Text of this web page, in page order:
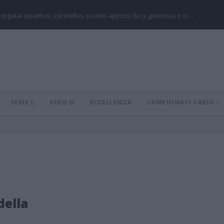
regalai ispantus: est mellus scumiti apitzus de is giòvunus o is…
SERIE C SERIE D ECCELLENZA CAMPIONATI SARDI